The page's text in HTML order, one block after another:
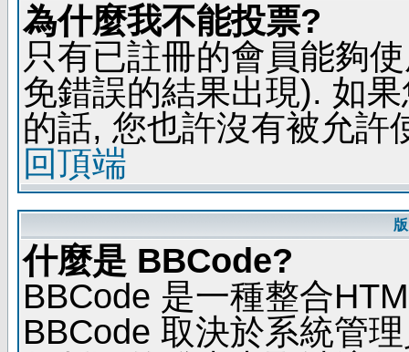
為什麼我不能投票?
只有已註冊的會員能夠
免錯誤的結果出現). 如
的話, 您也許沒有被允許
回頂端
什麼是 BBCode?
BBCode 是一種整合
BBCode 取決於系統管